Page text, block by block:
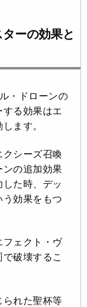
ーの効果と
・ドローンの
る効果はエ
ます。
シーズ召喚
ンの追加効果
た時、デッ
効果をもつ
フェクト・ヴ
破壊するこ
られた聖杯等